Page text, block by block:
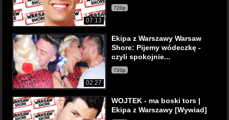
07:13
720p
02:27
Ekipa z Warszawy Warsaw
Shore: Pijemy wódeczkę -
czyli spokojnie...
720p
WOJTEK - ma boski tors |
Ekipa z Warszawy [Wywiad]